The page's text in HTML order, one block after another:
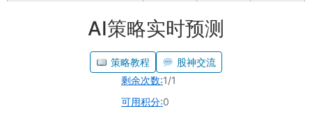
AI策略实时预测
策略教程
股神交流
剩余次数:1/1
可用积分:0